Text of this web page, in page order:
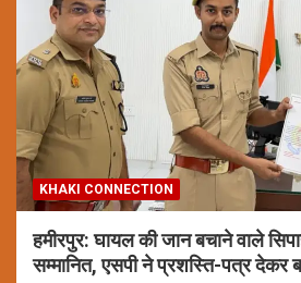
KHAKI CONNECTION
हमीरपुर: घायल की जान बचाने वाले
सम्मानित, एसपी ने प्रशस्ति-पत्र देकर